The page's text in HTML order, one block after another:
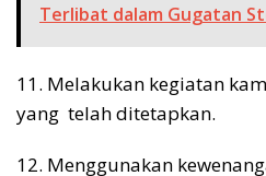
Terlibat dalam Gugatan
11. Melakukan kegiatan
yang telah ditetapkan.
12. Menggunakan